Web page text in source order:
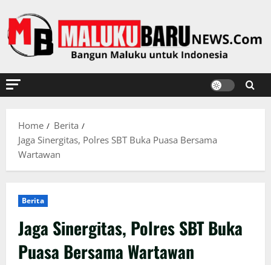
to
content
Home
Berita
Jaga Sinergitas, Polres SBT Buka Puasa Bersama
Wartawan
Berita
Jaga Sinergitas, Polres SBT Buka
Puasa Bersama Wartawan